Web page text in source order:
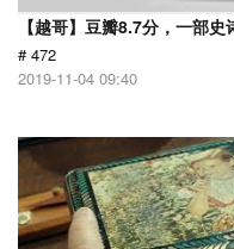
【越哥】豆瓣8.7分，一部
# 472
2019-11-04 09:40